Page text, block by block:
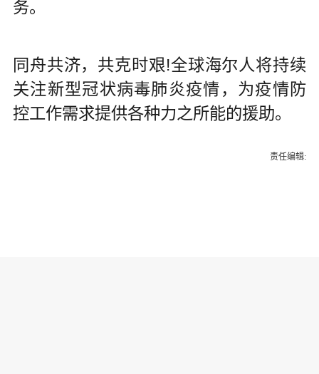
务。
同舟共济，共克时艰!全球海尔人将持续
关注新型冠状病毒肺炎疫情，为疫情防
控工作需求提供各种力之所能的援助。
责任编辑: